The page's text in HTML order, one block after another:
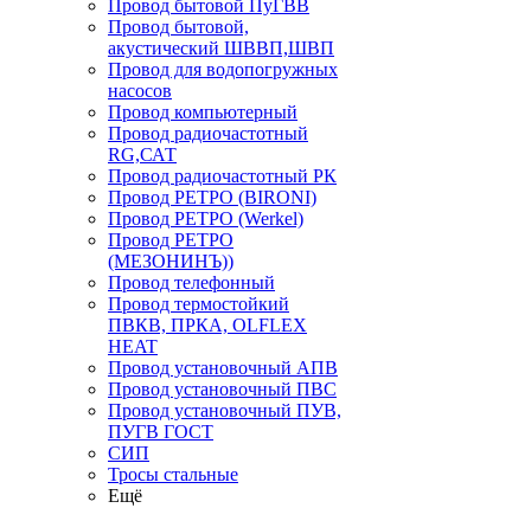
Провод бытовой ПуГВВ
Провод бытовой,
акустический ШВВП,ШВП
Провод для водопогружных
насосов
Провод компьютерный
Провод радиочастотный
RG,САТ
Провод радиочастотный РК
Провод РЕТРО (BIRONI)
Провод РЕТРО (Werkel)
Провод РЕТРО
(МЕЗОНИНЪ))
Провод телефонный
Провод термостойкий
ПВКВ, ПРКА, OLFLEX
HEAT
Провод установочный АПВ
Провод установочный ПВС
Провод установочный ПУВ,
ПУГВ ГОСТ
СИП
Тросы стальные
Ещё